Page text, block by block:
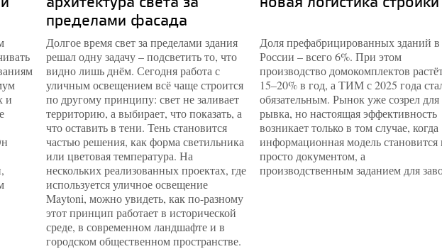
и
пределами фасада
Долгое время свет за пределами здания
решал одну задачу – подсветить то, что
видно лишь днём. Сегодня работа с
уличным освещением всё чаще строится
по другому принципу: свет не заливает
территорию, а выбирает, что показать, а
что оставить в тени. Тень становится
частью решения, как форма светильника
или цветовая температура. На
нескольких реализованных проектах, где
используется уличное освещение
Maytoni, можно увидеть, как по-разному
этот принцип работает в исторической
среде, в современном ландшафте и в
городском общественном пространстве.
Доля префабрицированных зданий в
России – всего 6%. При этом
производство домокомплектов
15–20% в год, а ТИМ с 2025 года
обязательным. Рынок уже созрел для
рывка, но настоящая эффективность
возникает только в том случае, когда
информационная модель становится
просто документом, а
производственным заданием для